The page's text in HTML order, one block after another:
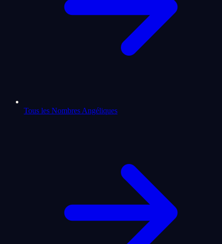
Tous les Nombres Angéliques